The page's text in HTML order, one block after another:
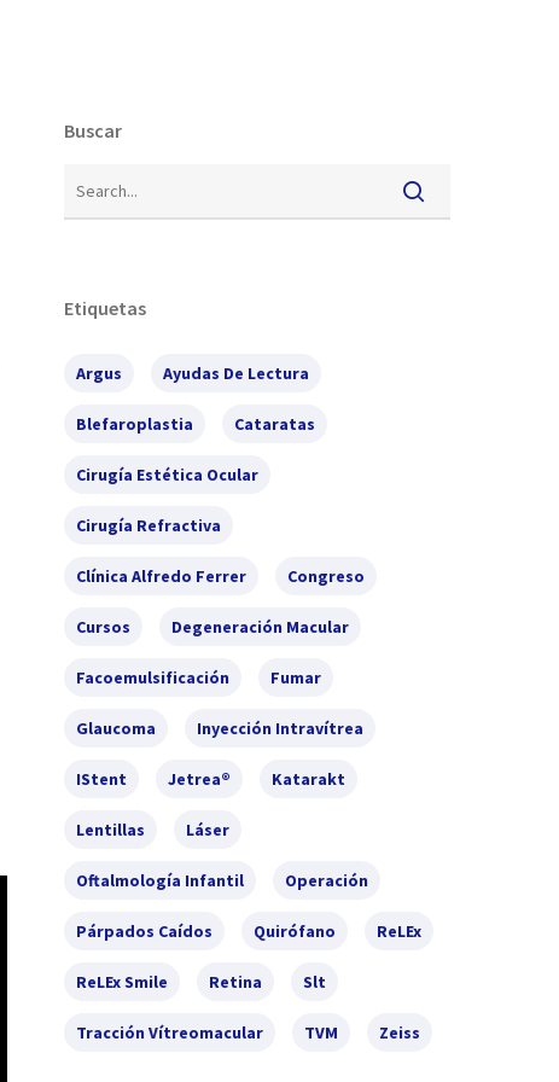
Buscar
Etiquetas
Argus Ayudas De Lectura
Blefaroplastia Cataratas
Cirugía Estética Ocular
Cirugía Refractiva
Clínica Alfredo Ferrer Congreso
Cursos Degeneración Macular
Facoemulsificación Fumar
Glaucoma Inyección Intravítrea
IStent Jetrea® Katarakt
Lentillas Láser
Oftalmología Infantil Operación
Párpados Caídos Quirófano ReLEx
ReLEx Smile Retina Slt
Tracción Vítreomacular TVM Zeiss